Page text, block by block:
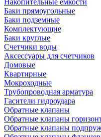
Баки прямоугольные
Баки подземные
Комплектующие
Баки круглые
Счетчики воды
Аксессуары для счетчиков
Домовые
Квартирные
Мокроходные
Трубопроводная арматура
Гасители гидроудара
Обратные клапаны
Обратные клапаны
Обратные клапаны